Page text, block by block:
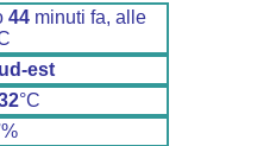
44 minuti fa, alle
est
°C
%